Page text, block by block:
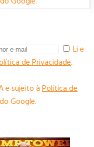
Li e
de Privacidade.
e sujeito àPolítica de
do Google.